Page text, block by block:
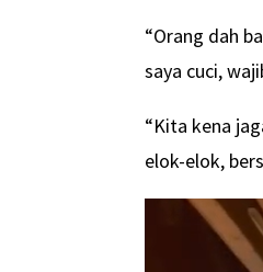
“Orang dah
saya cuci,
“Kita kena
elok-elok,